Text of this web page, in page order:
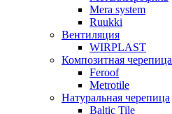
Mera system
Ruukki
Вентиляция
WIRPLAST
Композитная черепица
Feroof
Metrotile
Натуральная черепица
Baltic Tile